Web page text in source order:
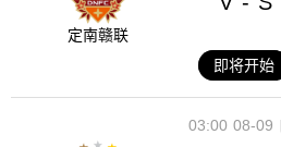
定南赣联
即将开始
08-09
03:00